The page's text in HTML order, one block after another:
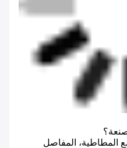
المطاطية، المفاصل